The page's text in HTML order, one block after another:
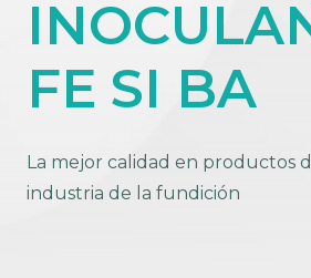
FE SI BA
La mejor calidad en productos
industria de la fundición